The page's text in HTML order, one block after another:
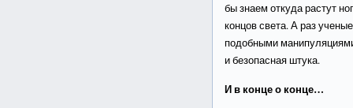
бы знаем откуда растут
концов света. А раз
подобными
и безопасная штука.
И в конце о конце…